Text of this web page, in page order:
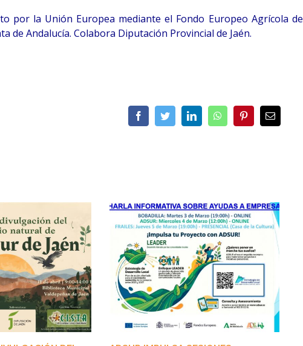
por la Unión Europea mediante el Fondo Europeo Agrícola de
de Andalucía. Colabora Diputación Provincial de Jaén.
FacebookTwitterLinkedInWhatsAppPinterestEmail